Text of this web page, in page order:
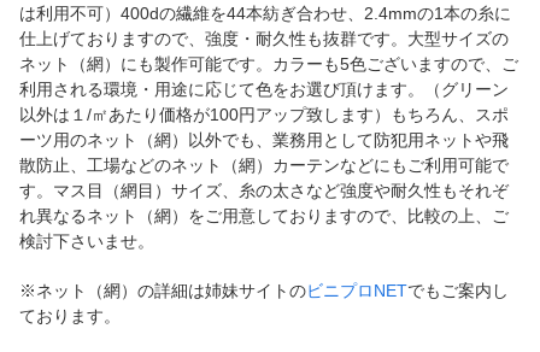
は利用不可）400dの繊維を44本紡ぎ合わせ、2.4mmの1本の糸に
仕上げておりますので、強度・耐久性も抜群です。大型サイズの
ネット（網）にも製作可能です。カラーも5色ございますので、ご
利用される環境・用途に応じて色をお選び頂けます。（グリーン
以外は１/㎡あたり価格が100円アップ致します）もちろん、スポ
ーツ用のネット（網）以外でも、業務用として防犯用ネットや飛
散防止、工場などのネット（網）カーテンなどにもご利用可能で
す。マス目（網目）サイズ、糸の太さなど強度や耐久性もそれぞ
れ異なるネット（網）をご用意しておりますので、比較の上、ご
検討下さいませ。
※ネット（網）の詳細は姉妹サイトのビニプロNETでもご案内し
ております。